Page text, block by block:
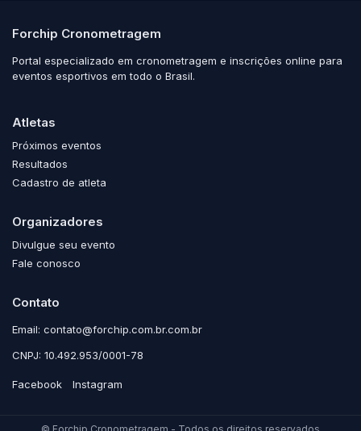
Forchip Cronometragem
Portal especializado em cronometragem e inscrições online para
eventos esportivos em todo o Brasil.
Atletas
Próximos eventos
Resultados
Cadastro de atleta
Organizadores
Divulgue seu evento
Fale conosco
Contato
Email: contato@forchip.com.br.com.br
CNPJ: 10.492.953/0001-78
Facebook Instagram